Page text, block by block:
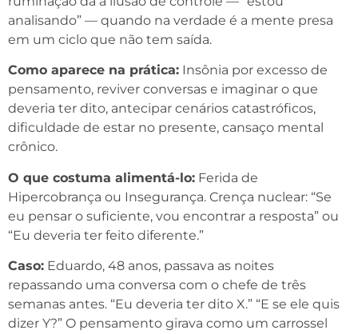
analisando” — quando na verdade é a mente presa
em um ciclo que não tem saída.
Como aparece na prática: Insônia por excesso de
pensamento, reviver conversas e imaginar o que
deveria ter dito, antecipar cenários catastróficos,
dificuldade de estar no presente, cansaço mental
crônico.
O que costuma alimentá-lo: Ferida de
Hipercobrança ou Insegurança. Crença nuclear: “Se
eu pensar o suficiente, vou encontrar a resposta” ou
“Eu deveria ter feito diferente.”
Caso: Eduardo, 48 anos, passava as noites
repassando uma conversa com o chefe de três
semanas antes. “Eu deveria ter dito X.” “E se ele quis
dizer Y?” O pensamento girava como um carrossel